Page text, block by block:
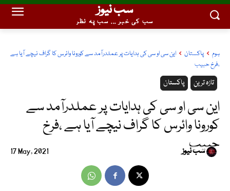
سب نیوز
سب کی خبر ... سب پہ نظر
ہوم پاکستان
این سی او سی کی ہدایات پر عملدرآمد سے کورونا وائرس کا گراف نیچے آیا ہے
،فرخ حبیب
پاکستان تازہ ترین
این سی او سی کی ہدایات پر عملدرآمد سے
کورونا وائرس کا گراف نیچے آیا ہے ،فرخ
حبیب
17 May, 2021 سب نیوز